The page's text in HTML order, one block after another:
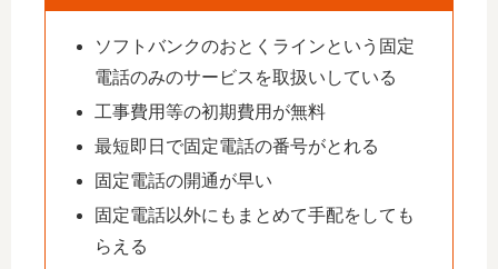
ソフトバンクのおとくラインという固定
電話のみのサービスを取扱いしている
工事費用等の初期費用が無料
最短即日で固定電話の番号がとれる
固定電話の開通が早い
固定電話以外にもまとめて手配をしても
らえる